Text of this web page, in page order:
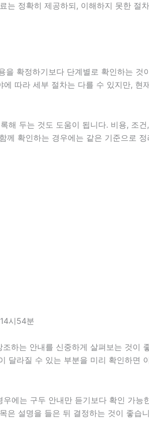
는 정확히 제공하되, 이해하지 못한 절
을 확정하기보다 단계별로 확인하는
따라 세부 절차는 다를 수 있지만,
해 두는 것도 도움이 됩니다. 비용, 조
확인하는 경우에는 같은 기준으로
시54분
하는 안내를 신중하게 살펴보는 것
달라질 수 있는 부분을 미리 확인하면
에는 구두 안내만 듣기보다 확인 가
은 설명을 들은 뒤 결정하는 것이 좋습